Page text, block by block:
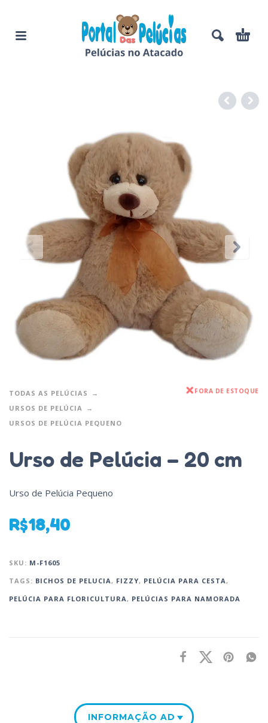
TODAS AS PELÚCIAS
URSOS DE PELÚCIA
URSOS DE PELÚCIA PEQUENO
FORA DE ESTOQUE
Urso de Pelúcia – 20 cm
Urso de Pelúcia Pequeno
R$18,40
SKU: M-F1605
TAGS: BICHOS DE PELUCIA , FIZZY, PELÚCIA PARA CESTA‎ ,
PELÚCIA PARA FLORICULTURA , PELÚCIAS PARA NAMORADA
INFORMAÇÃO ADICIONAL